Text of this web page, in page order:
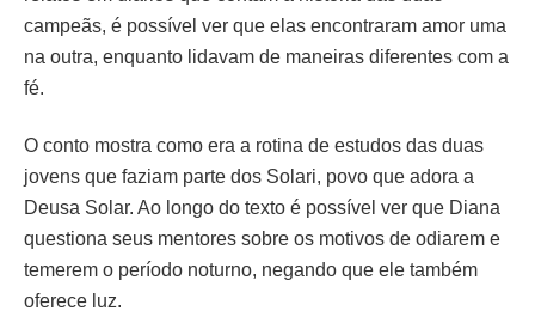
campeãs, é possível ver que elas encontraram amor uma
na outra, enquanto lidavam de maneiras diferentes com a
fé.
O conto mostra como era a rotina de estudos das duas
jovens que faziam parte dos Solari, povo que adora a
Deusa Solar. Ao longo do texto é possível ver que Diana
questiona seus mentores sobre os motivos de odiarem e
temerem o período noturno, negando que ele também
oferece luz.